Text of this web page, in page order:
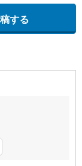
する